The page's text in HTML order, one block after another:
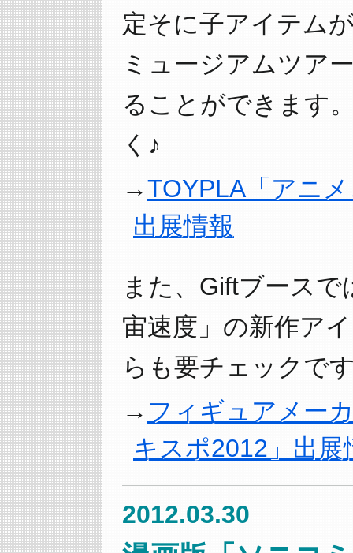
定そに子アイテム
ミュージアムツア
ることができます
く♪
TOYPLA「アニ
出展情報
また、Giftブースで
宙速度」の新作ア
らも要チェックで
フィギュアメー
キスポ2012」出展
2012.03.30